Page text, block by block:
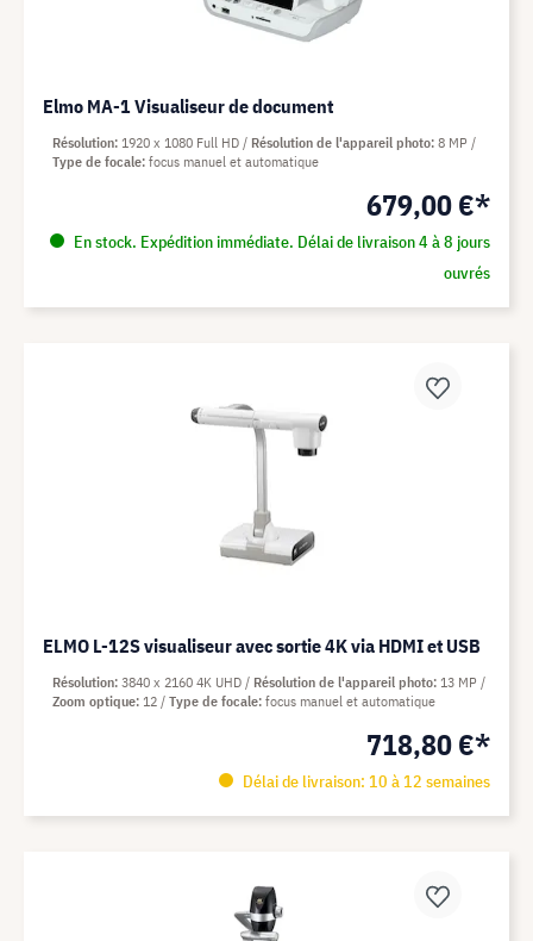
Elmo MA-1 Visualiseur de document
679,00 €*
En stock. Expédition immédiate. Délai de livraison 4 à 8 jours
ouvrés
Résolution 1920 x 1080 Full HD Résolution de l'appareil photo 8 MP
Type de focale focus manuel et automatique
ELMO L-12S visualiseur avec sortie 4K via HDMI et USB
718,80 €*
Délai de livraison: 10 à 12 semaines
Résolution 3840 x 2160 4K UHD Résolution de l'appareil photo 13 MP
Zoom optique 12 Type de focale focus manuel et automatique